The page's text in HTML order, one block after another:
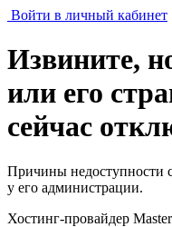
Войти в личный кабинет
Извините,
или его
сейчас
Причины недоступности
у его администрации.
Хостинг-провайдер